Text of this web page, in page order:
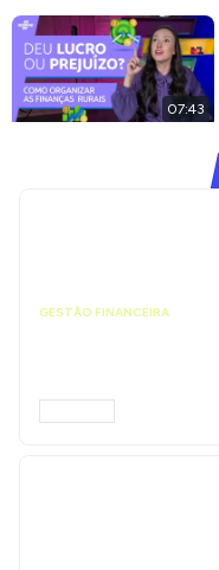
07:43
GESTÃO FINANCEIRA